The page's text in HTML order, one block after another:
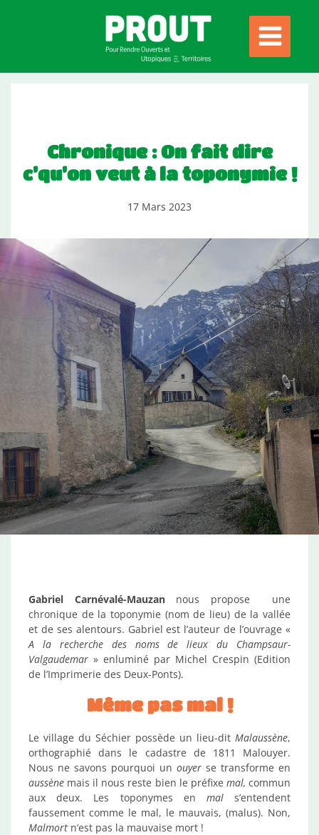
Chronique : On fait dire
c’qu’on veut à la toponymie !
17 Mars 2023
Gabriel Carnévalé-Mauzannous propose une
chronique de la toponymie (nom de lieu) de la vallée
et de ses alentours. Gabriel est l’auteur de l’ouvrage «
A la recherche des noms de lieux du Champsaur-
Valgaudemar » enluminé par Michel Crespin (Edition
de l’Imprimerie des Deux-Ponts).
Même pas mal !
Le village du Séchier possède un lieu-dit Malaussène,
orthographié dans le cadastre de 1811 Malouyer.
Nous ne savons pourquoi un ouyer se transforme en
aussène mais il nous reste bien le préfixe mal, commun
aux deux. Les toponymes en mals’entendent
faussement comme le mal, le mauvais, (malus). Non,
Malmort n’est pas la mauvaise mort !